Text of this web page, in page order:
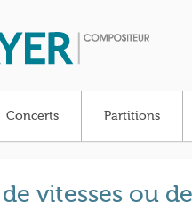
Concerts Partitions
vitesses ou de